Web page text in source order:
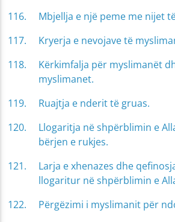
Mbjellja e një peme me nijet
Kryerja e nevojave të
Kërkimfalja për myslimanët
myslimanet.
Ruajtja e nderit të gruas.
Llogaritja në shpërblimin e
bërjen e rukjes.
Larja e xhenazes dhe
llogaritur në shpërblimin e
Përgëzimi i myslimanit për